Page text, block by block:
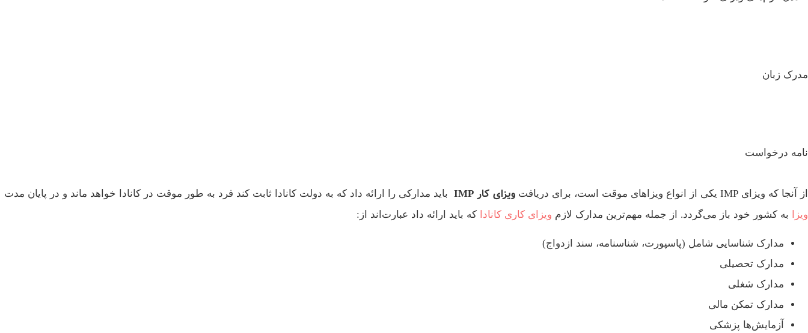
مدرک زبان
نامه درخواست
از آنجا که ویزای IMP یکی از انواع ویزاهای موقت است، برای دریافت ویزای کار IMP
باید مدارکی را ارائه داد که به دولت کانادا ثابت کند فرد به طور موقت در کانادا خواهد ماند و در پایان مدت
ویزا
به کشور خود باز می‌گردد. از جمله مهم‌ترین مدارک لازم ویزای کاری کانادا که باید ارائه داد عبارت‌اند از:
مدارک شناسایی شامل (پاسپورت، شناسنامه، سند ازدواج)
مدارک تحصیلی
مدارک شغلی
مدارک تمکن مالی
آزمایش‌ها پزشکی